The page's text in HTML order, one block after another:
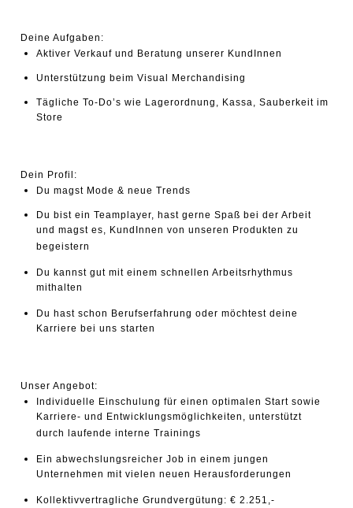
Deine Aufgaben:
Aktiver Verkauf und Beratung unserer KundInnen
Unterstützung beim Visual Merchandising
Tägliche To-Do’s wie Lagerordnung, Kassa, Sauberkeit im
Store
Dein Profil:
Du magst Mode & neue Trends
Du bist ein Teamplayer, hast gerne Spaß bei der Arbeit
und magst es, KundInnen von unseren Produkten zu
begeistern
Du kannst gut mit einem schnellen Arbeitsrhythmus
mithalten
Du hast schon Berufserfahrung oder möchtest deine
Karriere bei uns starten
Unser Angebot:
Individuelle Einschulung für einen optimalen Start sowie
Karriere- und Entwicklungsmöglichkeiten, unterstützt
durch laufende interne Trainings
Ein abwechslungsreicher Job in einem jungen
Unternehmen mit vielen neuen Herausforderungen
Kollektivvertragliche Grundvergütung: € 2.251,-